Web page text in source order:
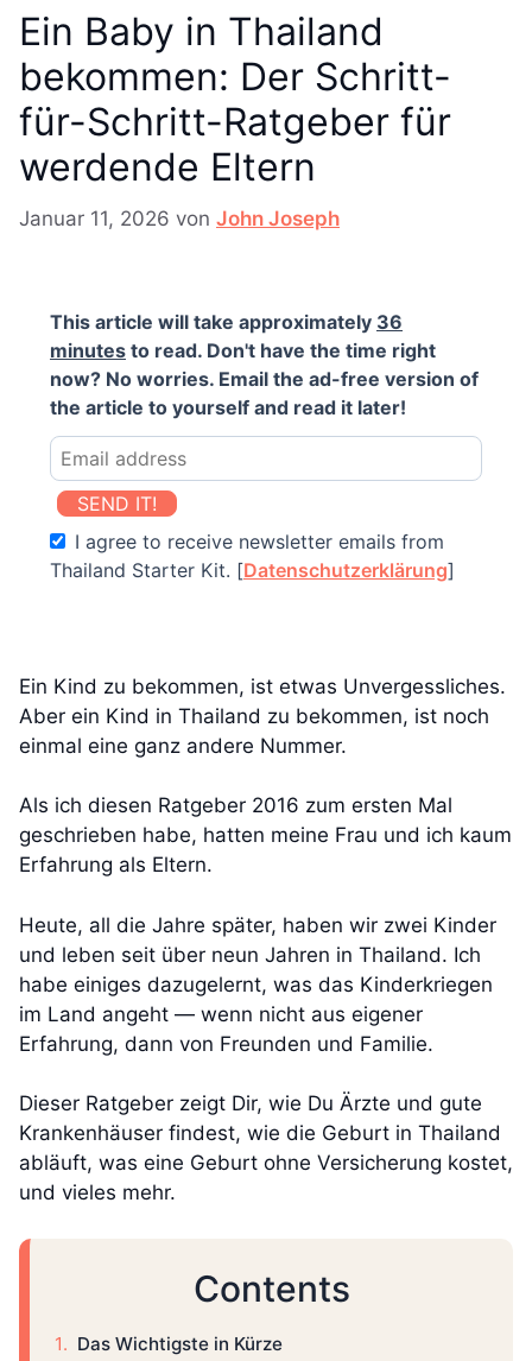
Ein Baby in Thailand
bekommen: Der Schritt-
für-Schritt-Ratgeber für
werdende Eltern
Januar 11, 2026 von John Joseph
This article will take approximately 36
minutes to read. Don't have the time right
now? No worries. Email the ad-free version of
the article to yourself and read it later!
SEND IT!
I agree to receive newsletter emails from
Thailand Starter Kit. [Datenschutzerklärung]
Ein Kind zu bekommen, ist etwas Unvergessliches.
Aber ein Kind in Thailand zu bekommen, ist noch
einmal eine ganz andere Nummer.
Als ich diesen Ratgeber 2016 zum ersten Mal
geschrieben habe, hatten meine Frau und ich kaum
Erfahrung als Eltern.
Heute, all die Jahre später, haben wir zwei Kinder
und leben seit über neun Jahren in Thailand. Ich
habe einiges dazugelernt, was das Kinderkriegen
im Land angeht — wenn nicht aus eigener
Erfahrung, dann von Freunden und Familie.
Dieser Ratgeber zeigt Dir, wie Du Ärzte und gute
Krankenhäuser findest, wie die Geburt in Thailand
abläuft, was eine Geburt ohne Versicherung kostet,
und vieles mehr.
Contents
Das Wichtigste in Kürze